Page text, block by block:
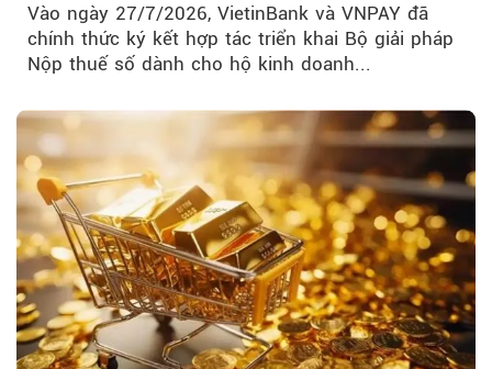
Vào ngày 27/7/2026, VietinBank và VNPAY đã
chính thức ký kết hợp tác triển khai Bộ giải pháp
Nộp thuế số dành cho hộ kinh doanh...